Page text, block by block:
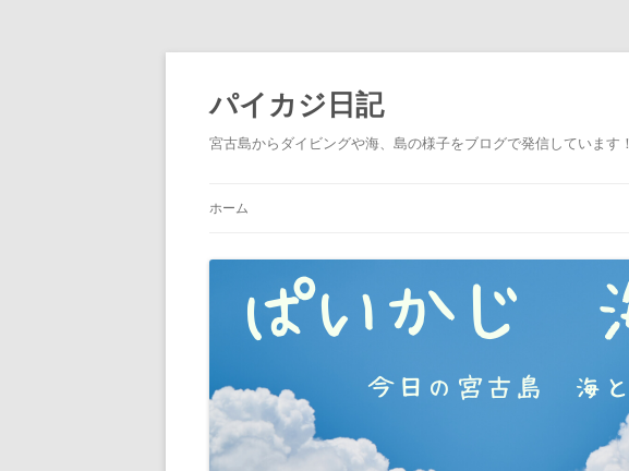
パイカジ日記
宮古島からダイビングや海、島の様子をブログで発信しています！
ホーム